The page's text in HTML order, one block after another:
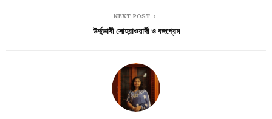
NEXT POST
উর্দুভাষী সোহরাওয়ার্দী ও বঙ্গপ্রেম